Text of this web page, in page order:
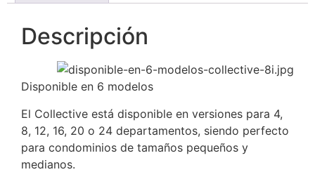
Descripción
Disponible en 6 modelos
El Collective está disponible en versiones para 4,
8, 12, 16, 20 o 24 departamentos, siendo perfecto
para condominios de tamaños pequeños y
medianos.